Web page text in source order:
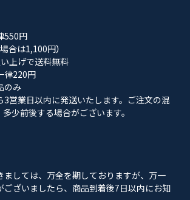
550円
合は1,100円）
上げで送料無料
律220円
のみ
3営業日以内に発送いたします。ご注文の混
少前後する場合がございます。
ましては、万全を期しておりますが、万一
ございましたら、商品到着後7日以内にお知